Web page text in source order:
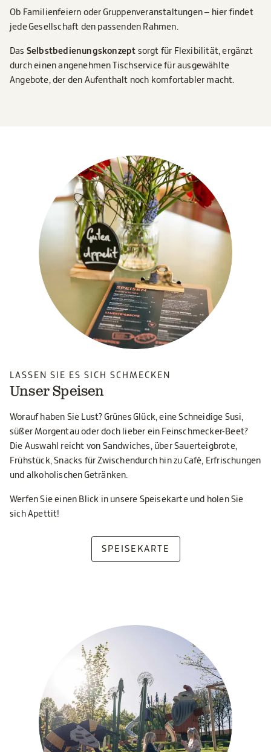
Ob Familienfeiern oder Gruppenveranstaltungen – hier findet
jede Gesellschaft den passenden Rahmen.
Das Selbstbedienungskonzept sorgt für Flexibilität, ergänzt
durch einen angenehmen Tischservice für ausgewählte
Angebote, der den Aufenthalt noch komfortabler macht.
LASSEN SIE ES SICH SCHMECKEN
Unser Speisen
Worauf haben Sie Lust? Grünes Glück, eine Schneidige Susi,
süßer Morgentau oder doch lieber ein Feinschmecker-Beet?
Die Auswahl reicht von Sandwiches, über Sauerteigbrote,
Frühstück, Snacks für Zwischendurch hin zu Café, Erfrischungen
und alkoholischen Getränken.
Werfen Sie einen Blick in unsere Speisekarte und holen Sie
sich Apettit!
SPEISEKARTE